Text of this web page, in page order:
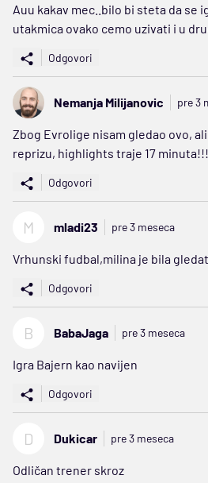
Auu kakav mec..bilo bi steta da se
utakmica ovako cemo uzivati i u
Odgovori
Nemanja Milijanovic pre 3
Zbog Evrolige nisam gledao ovo,
reprizu, highlights traje 17 minuta!!!
Odgovori
M mladi23 pre 3 meseca
Vrhunski fudbal,milina je bila
Odgovori
B BabaJaga pre 3 meseca
Igra Bajern kao navijen
Odgovori
D Dukicar pre 3 meseca
Odličan trener skroz